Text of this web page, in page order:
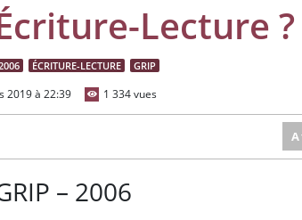
Lecture ?
ÉCRITURE-LECTURE GRIP
2019 à 22:39 1 334 vues
A
– 2006